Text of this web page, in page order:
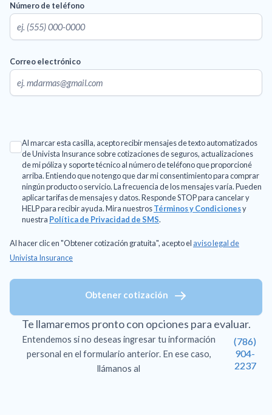
Número de teléfono
Correo electrónico
Al marcar esta casilla, acepto recibir mensajes de texto automatizados
de Univista Insurance sobre cotizaciones de seguros, actualizaciones
de mi póliza y soporte técnico al número de teléfono que proporcioné
arriba. Entiendo que no tengo que dar mi consentimiento para comprar
ningún producto o servicio. La frecuencia de los mensajes varía. Pueden
aplicar tarifas de mensajes y datos. Responde STOP para cancelar y
HELP para recibir ayuda. Mira nuestrosTérminos y Condicionesy
nuestra Política de Privacidad de SMS.
Al hacer clic en "Obtener cotización gratuita", acepto el aviso legal de
Univista Insurance
Obtener cotización
Te llamaremos pronto con opciones para evaluar.
Entendemos si no deseas ingresar tu información
personal en el formulario anterior. En ese caso,
llámanos al
(786)
904-
2237